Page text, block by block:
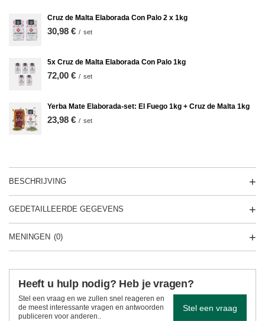
Cruz de Malta Elaborada Con Palo 2 x 1kg
30,98 € / set
5x Cruz de Malta Elaborada Con Palo 1kg
72,00 € / set
Yerba Mate Elaborada-set: El Fuego 1kg + Cruz de Malta 1kg
23,98 € / set
BESCHRIJVING
GEDETAILLEERDE GEGEVENS
MENINGEN (0)
Heeft u hulp nodig? Heb je vragen?
Stel een vraag en we zullen snel reageren en
de meest interessante vragen en antwoorden
publiceren voor anderen..
Stel een vraag